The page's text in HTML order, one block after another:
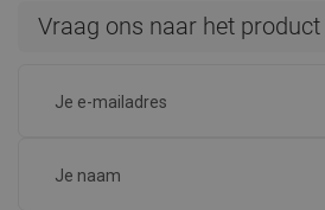
Vraag ons naar het product